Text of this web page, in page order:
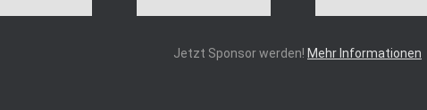
Jetzt Sponsor werden! Mehr Informationen